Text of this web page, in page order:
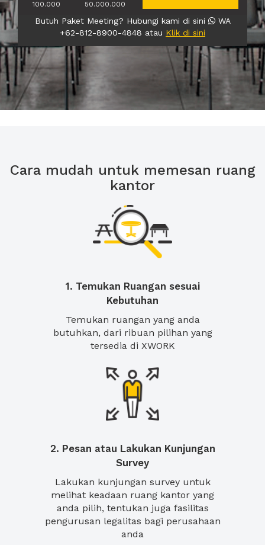
100.000
50.000.000
Butuh Paket Meeting? Hubungi kami di sini
WA
+62-812-8900-4848 atau Klik di sini
Cara mudah untuk memesan ruang
kantor
1. Temukan Ruangan sesuai
Kebutuhan
Temukan ruangan yang anda
butuhkan, dari ribuan pilihan yang
tersedia di XWORK
2. Pesan atau Lakukan Kunjungan
Survey
Lakukan kunjungan survey untuk
melihat keadaan ruang kantor yang
anda pilih, tentukan juga fasilitas
pengurusan legalitas bagi perusahaan
anda